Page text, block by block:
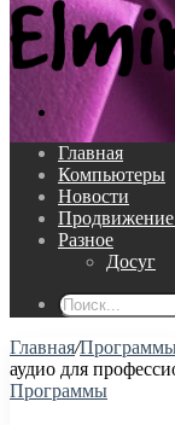
Поиск...
Главная
Компьютеры
Новости
Разное
Досуг
Главная/
аудио для
Программы